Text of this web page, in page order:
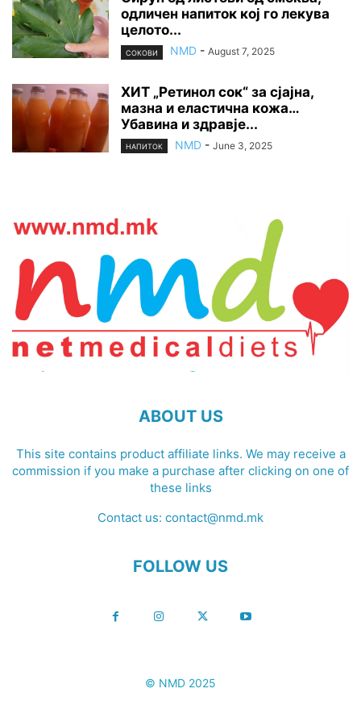
одличен напиток кој го лекува
целото...
СОКОВИ NMD - August 7, 2025
ХИТ „Ретинол сок“ за сјајна,
мазна и еластична кожа…
Убавина и здравје...
НАПИТОК NMD - June 3, 2025
ABOUT US
This site contains product affiliate links. We may receive a
commission if you make a purchase after clicking on one of
these links
Contact us: contact@nmd.mk
FOLLOW US
© NMD 2025